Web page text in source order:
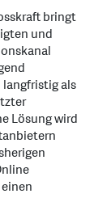
bringt
und
als
Lösung wird